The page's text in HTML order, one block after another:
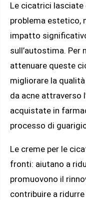
Le cicatrici lasciate
problema estetico,
impatto
sull’autostima. Per
attenuare queste
migliorare la
da acne attraverso
acquistate in
processo di
Le creme per le
fronti: aiutano a
promuovono il
contribuire a